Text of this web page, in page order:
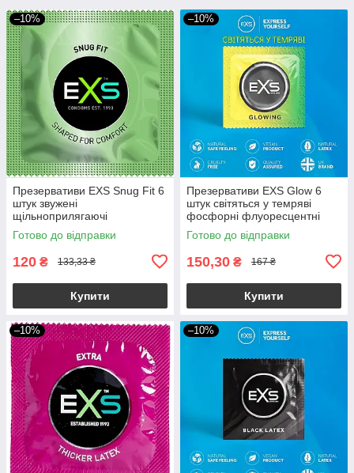
–10%
Презервативи EXS Snug Fit 6
штук звужені
щільноприлягаючі
презервативи
Готово до відправки
120 ₴ 133,33 ₴
Купити
–10%
Презервативи EXS Glow 6
штук світяться у темряві
фосфорні флуоресцентні
Готово до відправки
150,30 ₴ 167 ₴
Купити
–10% –10%